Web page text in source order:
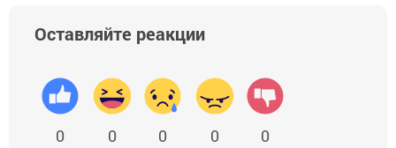
Оставляйте реакции
0 0 0 0 0